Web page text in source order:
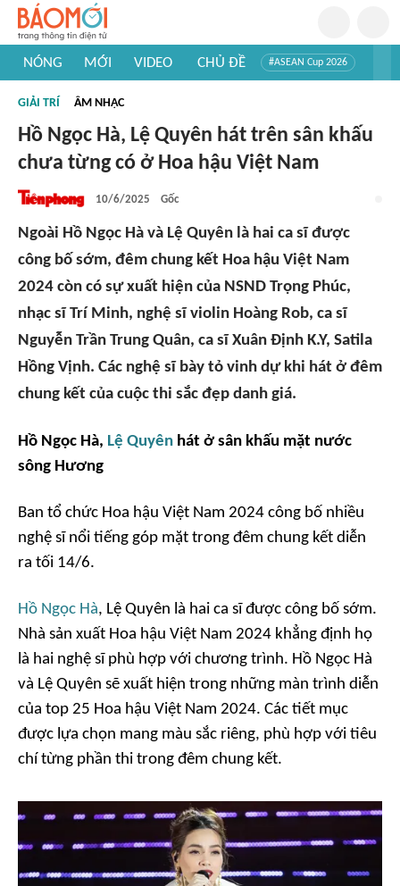
NÓNG MỚI VIDEO CHỦ ĐỀ #ASEAN Cup 2026
#Khám phá thế giới
GIẢI TRÍ ÂM NHẠC
Hồ Ngọc Hà, Lệ Quyên hát trên sân khấu
chưa từng có ở Hoa hậu Việt Nam
10/6/2025 Gốc
Ngoài Hồ Ngọc Hà và Lệ Quyên là hai ca sĩ được
công bố sớm, đêm chung kết Hoa hậu Việt Nam
2024 còn có sự xuất hiện của NSND Trọng Phúc,
nhạc sĩ Trí Minh, nghệ sĩ violin Hoàng Rob, ca sĩ
Nguyễn Trần Trung Quân, ca sĩ Xuân Định K.Y, Satila
Hồng Vịnh. Các nghệ sĩ bày tỏ vinh dự khi hát ở đêm
chung kết của cuộc thi sắc đẹp danh giá.
Hồ Ngọc Hà, Lệ Quyên hát ở sân khấu mặt nước
sông Hương
Ban tổ chức Hoa hậu Việt Nam 2024 công bố nhiều
nghệ sĩ nổi tiếng góp mặt trong đêm chung kết diễn
ra tối 14/6.
Hồ Ngọc Hà, Lệ Quyên là hai ca sĩ được công bố sớm.
Nhà sản xuất Hoa hậu Việt Nam 2024 khẳng định họ
là hai nghệ sĩ phù hợp với chương trình. Hồ Ngọc Hà
và Lệ Quyên sẽ xuất hiện trong những màn trình diễn
của top 25 Hoa hậu Việt Nam 2024. Các tiết mục
được lựa chọn mang màu sắc riêng, phù hợp với tiêu
chí từng phần thi trong đêm chung kết.